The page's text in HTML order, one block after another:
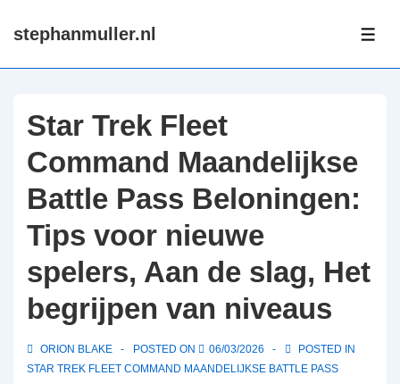
Skipstephanmuller.nl
Star Trek Fleet
Command Maandelijkse
Battle Pass Beloningen:
Tips voor nieuwe
spelers, Aan de slag, Het
begrijpen van niveaus
ORION BLAKE POSTED ON 06/03/2026
POSTED IN
STAR TREK FLEET COMMAND MAANDELIJKSE BATTLE PASS